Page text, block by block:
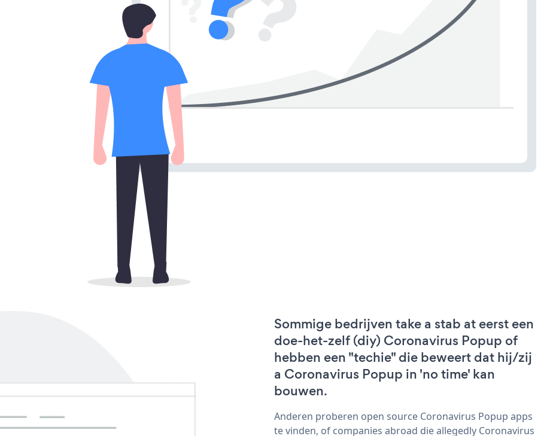
Sommige bedrijven take a stab at eerst een
doe-het-zelf (diy) Coronavirus Popup of
hebben een "techie" die beweert dat hij/zij
a Coronavirus Popup in 'no time' kan
bouwen.
Anderen proberen open source Coronavirus Popup apps
te vinden, of companies abroad die allegedly Coronavirus